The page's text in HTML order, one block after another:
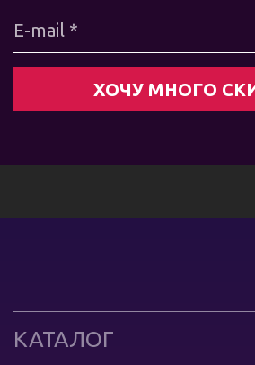
КАТАЛОГ